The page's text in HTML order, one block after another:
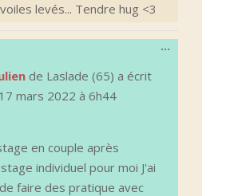
levés... Tendre hug <3
de Laslade (65) a écrit
mars 2022 à 6h44
en couple après
individuel pour moi J'ai
faire des pratique avec
...